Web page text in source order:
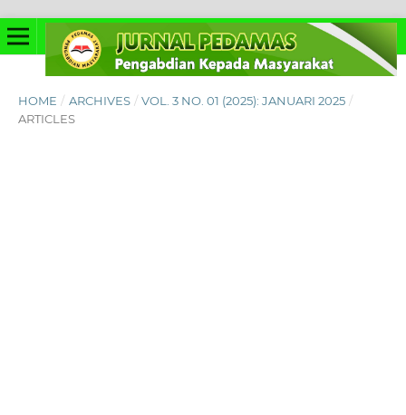
HOME / ARCHIVES / VOL. 3 NO. 01 (2025): JANUARI 2025 /
ARTICLES